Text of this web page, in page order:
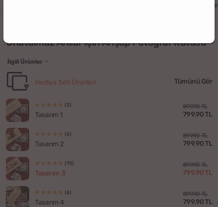
Yılbaşı
Unutulmaz Anılar İçin Ahşap Fotoğraf Kutusu
İlgili Ürünler
Hediye Seti Ürünleri Tümünü Gör
(2)
Tasarım 1
899.90 TL
799.90 TL
(6)
Tasarım 2
899.90 TL
799.90 TL
(15)
Tasarım 3
899.90 TL
799.90 TL
(6)
Tasarım 4
899.90 TL
799.90 TL